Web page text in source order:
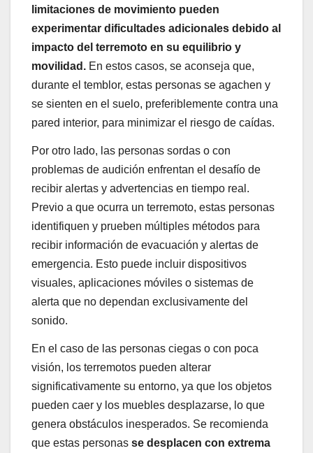
limitaciones de movimiento pueden
experimentar dificultades adicionales debido al
impacto del terremoto en su equilibrio y
movilidad. En estos casos, se aconseja que,
durante el temblor, estas personas se agachen y
se sienten en el suelo, preferiblemente contra una
pared interior, para minimizar el riesgo de caídas.
Por otro lado, las personas sordas o con
problemas de audición enfrentan el desafío de
recibir alertas y advertencias en tiempo real.
Previo a que ocurra un terremoto, estas personas
identifiquen y prueben múltiples métodos para
recibir información de evacuación y alertas de
emergencia. Esto puede incluir dispositivos
visuales, aplicaciones móviles o sistemas de
alerta que no dependan exclusivamente del
sonido.
En el caso de las personas ciegas o con poca
visión, los terremotos pueden alterar
significativamente su entorno, ya que los objetos
pueden caer y los muebles desplazarse, lo que
genera obstáculos inesperados. Se recomienda
que estas personas se desplacen con extrema